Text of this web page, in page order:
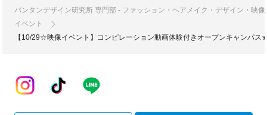
バンタンデザイン研究所 専門部 - ファッション・ヘアメイク・デザイン・映
イベント
【10/29☆映像イベント】コンピレーション動画体験付きオープンキャンパ